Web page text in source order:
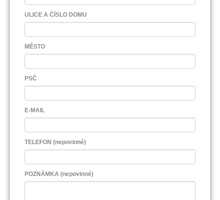
ULICE A ČÍSLO DOMU
MĚSTO
PSČ
E-MAIL
TELEFON (nepovinné)
POZNÁMKA (nepovinné)